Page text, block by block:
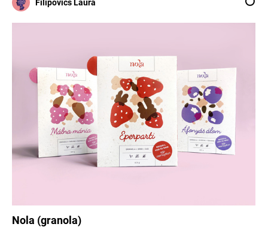
Filipovics Laura
Nola (granola)